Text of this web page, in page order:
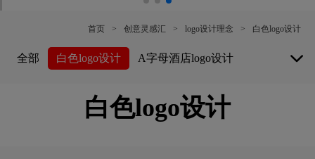
首页 > 创意灵感汇 > logo设计理念 > 白色logo设计
全部 白色logo设计 A字母酒店logo设计
博物馆logo设计
白色logo设计